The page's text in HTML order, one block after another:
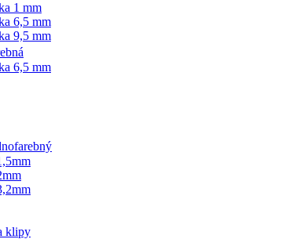
1 mm
6,5 mm
9,5 mm
6,5 mm
klipy